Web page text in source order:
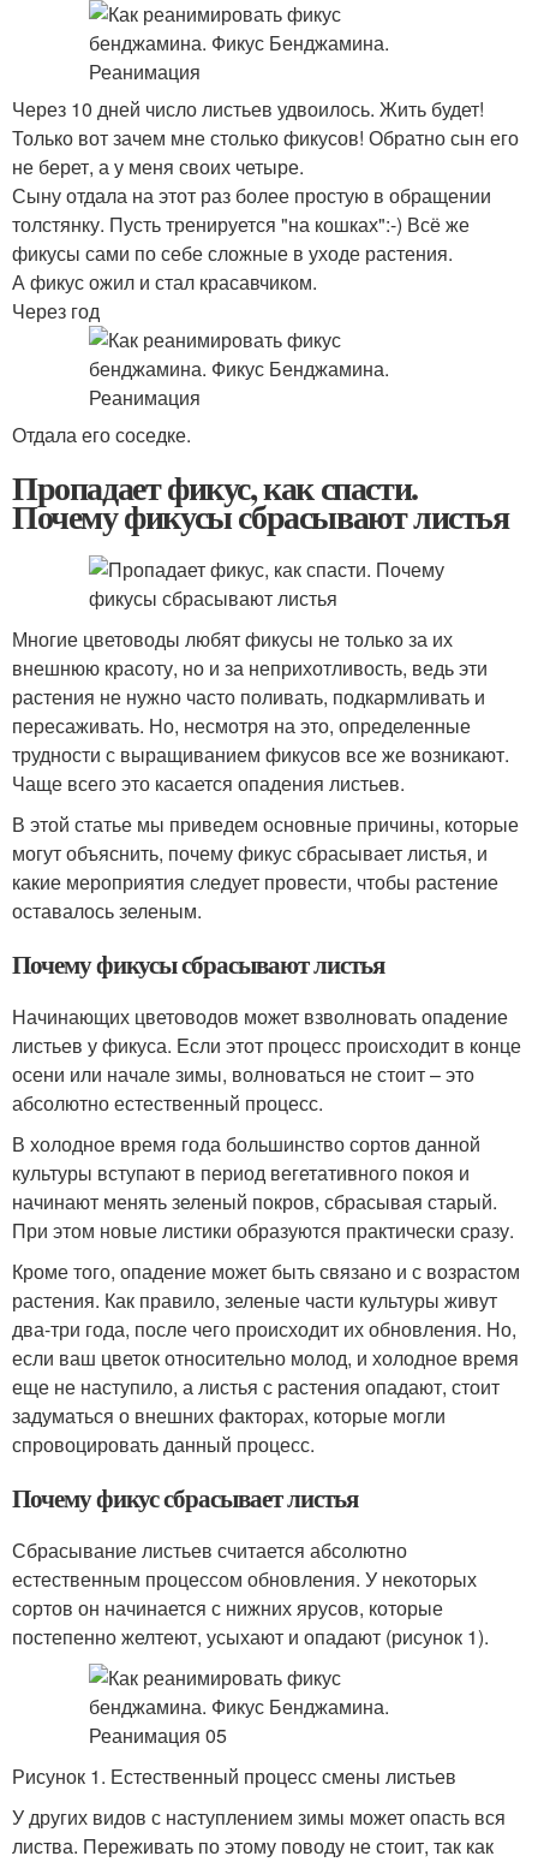
Через 10 дней число листьев удвоилось. Жить будет!
Только вот зачем мне столько фикусов! Обратно сын его
не берет, а у меня своих четыре.
Сыну отдала на этот раз более простую в обращении
толстянку. Пусть тренируется "на кошках":-) Всё же
фикусы сами по себе сложные в уходе растения.
А фикус ожил и стал красавчиком.
Через год
Отдала его соседке.
Пропадает фикус, как спасти.
Почему фикусы сбрасывают листья
Многие цветоводы любят фикусы не только за их
внешнюю красоту, но и за неприхотливость, ведь эти
растения не нужно часто поливать, подкармливать и
пересаживать. Но, несмотря на это, определенные
трудности с выращиванием фикусов все же возникают.
Чаще всего это касается опадения листьев.
В этой статье мы приведем основные причины, которые
могут объяснить, почему фикус сбрасывает листья, и
какие мероприятия следует провести, чтобы растение
оставалось зеленым.
Почему фикусы сбрасывают листья
Начинающих цветоводов может взволновать опадение
листьев у фикуса. Если этот процесс происходит в конце
осени или начале зимы, волноваться не стоит – это
абсолютно естественный процесс.
В холодное время года большинство сортов данной
культуры вступают в период вегетативного покоя и
начинают менять зеленый покров, сбрасывая старый.
При этом новые листики образуются практически сразу.
Кроме того, опадение может быть связано и с возрастом
растения. Как правило, зеленые части культуры живут
два-три года, после чего происходит их обновления. Но,
если ваш цветок относительно молод, и холодное время
еще не наступило, а листья с растения опадают, стоит
задуматься о внешних факторах, которые могли
спровоцировать данный процесс.
Почему фикус сбрасывает листья
Сбрасывание листьев считается абсолютно
естественным процессом обновления. У некоторых
сортов он начинается с нижних ярусов, которые
постепенно желтеют, усыхают и опадают (рисунок 1).
Рисунок 1. Естественный процесс смены листьев
У других видов с наступлением зимы может опасть вся
листва. Переживать по этому поводу не стоит, так как